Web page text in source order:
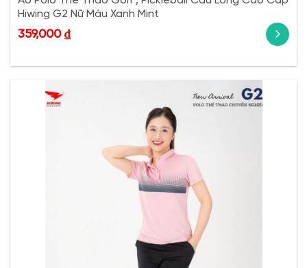
Hiwing G2 Nữ Màu Xanh Mint
359,000 ₫